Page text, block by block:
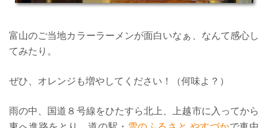
富山のご当地カラーラーメンが面白いなぁ、なんて感心し
てみたり。
ぜひ、オレンジも増やしてください！（何味よ？）
雨の中、国道８号線をひたすら北上、上越市に入ってから